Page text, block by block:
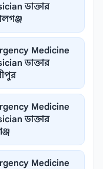
ডাক্তার
Medicine
ডাক্তার
Medicine
ডাক্তার
Medicine